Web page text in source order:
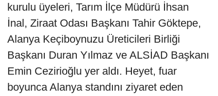
kurulu üyeleri, Tarım İlçe Müdürü İhsan
İnal, Ziraat Odası Başkanı Tahir Göktepe,
Alanya Keçiboynuzu Üreticileri Birliği
Başkanı Duran Yılmaz ve ALSİAD Başkanı
Emin Cezirioğlu yer aldı. Heyet, fuar
boyunca Alanya standını ziyaret eden